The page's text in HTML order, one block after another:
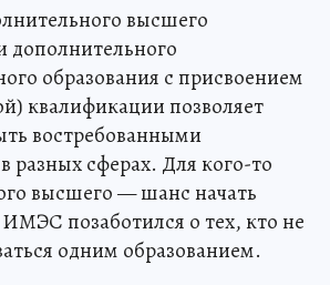
высшего
дополнительного
образования с присвоением
квалификации позволяет
востребованными
разных сферах. Для кого-то
высшего — шанс начать
ИМЭС позаботился о тех, кто не
одним образованием.